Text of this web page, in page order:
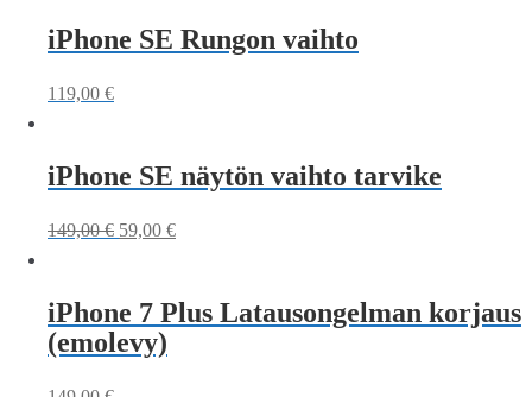
iPhone SE Rungon vaihto
119,00 €
iPhone SE näytön vaihto tarvike
149,00€ 59,00 €
iPhone 7 Plus Latausongelman korjaus
(emolevy)